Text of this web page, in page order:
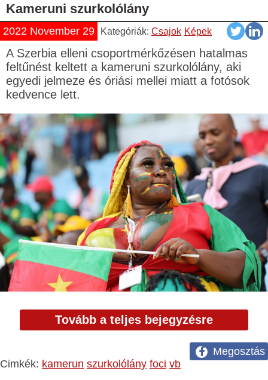
Kameruni szurkolólány
2022 November 29 Kategóriák: Csajok Képek
A Szerbia elleni csoportmérkőzésen hatalmas
feltűnést keltett a kameruni szurkolólány, aki
egyedi jelmeze és óriási mellei miatt a fotósok
kedvence lett.
Tovább a teljes bejegyzésre
Megosztás
Cimkék: kamerun szurkolólány foci vb